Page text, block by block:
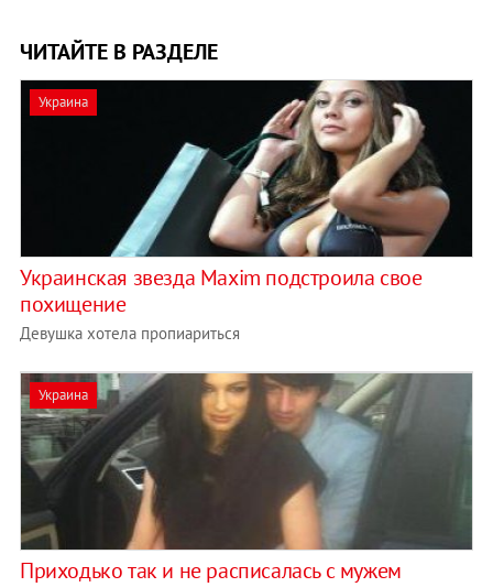
ЧИТАЙТЕ В РАЗДЕЛЕ
Украина
Украинская звезда Maxim подстроила свое
похищение
Девушка хотела пропиариться
Украина
Приходько так и не расписалась с мужем